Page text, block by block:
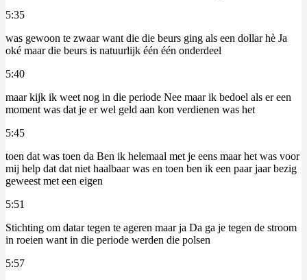
5:35
was gewoon te zwaar want die die beurs ging als een dollar hè Ja
oké maar die beurs is natuurlijk één één onderdeel
5:40
maar kijk ik weet nog in die periode Nee maar ik bedoel als er een
moment was dat je er wel geld aan kon verdienen was het
5:45
toen dat was toen da Ben ik helemaal met je eens maar het was voor
mij help dat dat niet haalbaar was en toen ben ik een paar jaar bezig
geweest met een eigen
5:51
Stichting om datar tegen te ageren maar ja Da ga je tegen de stroom
in roeien want in die periode werden die polsen
5:57